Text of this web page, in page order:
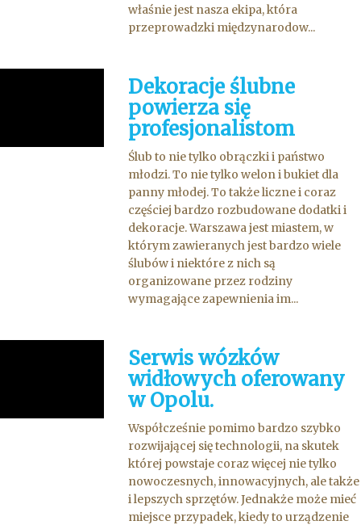
właśnie jest nasza ekipa, która
przeprowadzki międzynarodow...
Dekoracje ślubne
powierza się
profesjonalistom
Ślub to nie tylko obrączki i państwo
młodzi. To nie tylko welon i bukiet dla
panny młodej. To także liczne i coraz
częściej bardzo rozbudowane dodatki i
dekoracje. Warszawa jest miastem, w
którym zawieranych jest bardzo wiele
ślubów i niektóre z nich są
organizowane przez rodziny
wymagające zapewnienia im...
Serwis wózków
widłowych oferowany
w Opolu.
Współcześnie pomimo bardzo szybko
rozwijającej się technologii, na skutek
której powstaje coraz więcej nie tylko
nowoczesnych, innowacyjnych, ale także
i lepszych sprzętów. Jednakże może mieć
miejsce przypadek, kiedy to urządzenie